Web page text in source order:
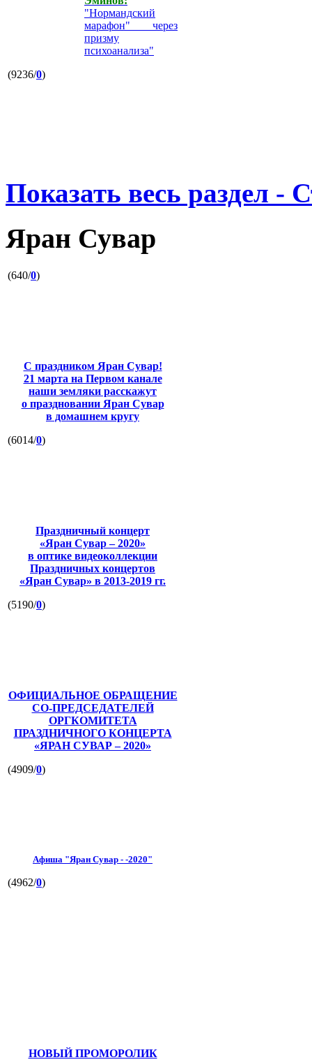
"Нормандский
марафон" через
призму
психоанализа"
(9236/0)
Показать весь раздел -
Яран Сувар
(640/0)
С праздником Яран Сувар!
21 марта на Первом канале
наши земляки расскажут
о праздновании Яран Сувар
в домашнем кругу
(6014/0)
Праздничный концерт
«Яран Сувар – 2020»
в оптике видеоколлекции
Праздничных концертов
«Яран Сувар» в 2013-2019 гг.
(5190/0)
ОФИЦИАЛЬНОЕ ОБРАЩЕНИЕ
СО-ПРЕДСЕДАТЕЛЕЙ
ОРГКОМИТЕТА
ПРАЗДНИЧНОГО КОНЦЕРТА
«ЯРАН СУВАР – 2020»
(4909/0)
Афиша "Яран Сувар - -2020"
(4962/0)
НОВЫЙ ПРОМОРОЛИК